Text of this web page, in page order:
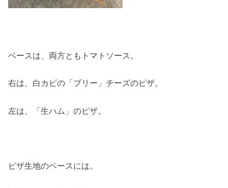
ベースは、両方ともトマトソース。
右は、白カビの「ブリー」チーズのピザ。
左は、「生ハム」のピザ。
ピザ生地のベースには。